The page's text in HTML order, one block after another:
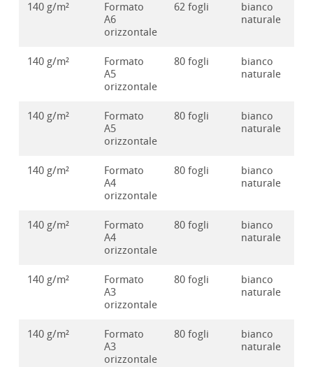
140 g/m²
Formato
A6
orizzontale
62 fogli
bianco
naturale
140 g/m²
Formato
A5
orizzontale
80 fogli
bianco
naturale
140 g/m²
Formato
A5
orizzontale
80 fogli
bianco
naturale
140 g/m²
Formato
A4
orizzontale
80 fogli
bianco
naturale
140 g/m²
Formato
A4
orizzontale
80 fogli
bianco
naturale
140 g/m²
Formato
A3
orizzontale
80 fogli
bianco
naturale
140 g/m²
Formato
A3
orizzontale
80 fogli
bianco
naturale